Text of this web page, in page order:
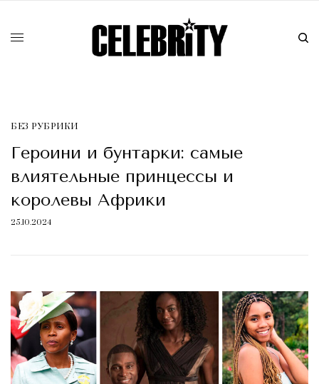
БЕЗ РУБРИКИ
Героини и бунтарки: самые
влиятельные принцессы и
королевы Африки
25.10.2024